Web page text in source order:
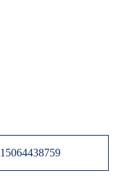
15064438759